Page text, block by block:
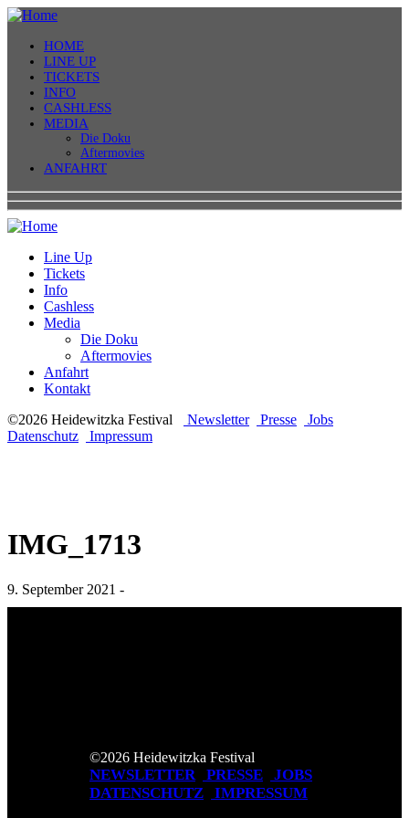
HOME
LINE UP
TICKETS
INFO
CASHLESS
MEDIA
Die Doku
Aftermovies
ANFAHRT
Line Up
Tickets
Info
Cashless
Media
Die Doku
Aftermovies
Anfahrt
Kontakt
©2026 Heidewitzka Festival
Newsletter Presse
Jobs
Datenschutz
Impressum
IMG_1713
9. September 2021 -
©2026 Heidewitzka Festival
NEWSLETTER PRESSE
JOBS
DATENSCHUTZ
IMPRESSUM